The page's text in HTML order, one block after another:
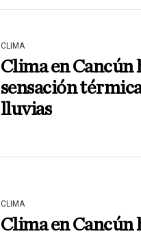
CLIMA
Clima en
sensación
lluvias
CLIMA
Clima en